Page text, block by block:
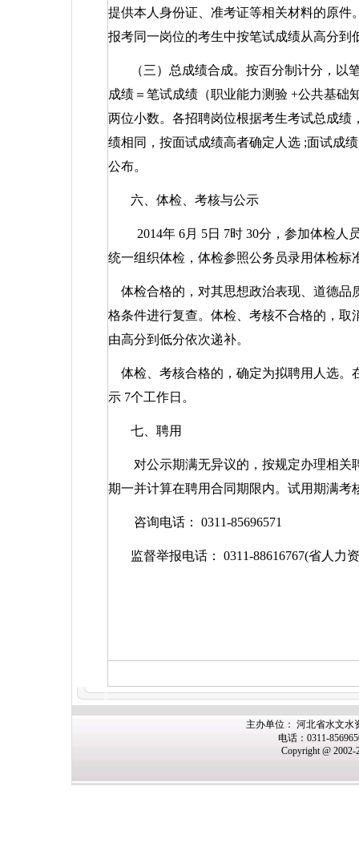
提供本人身份证、准考证等相关材料的原
报考同一岗位的考生中按笔试成绩从高分到
（三）总成绩合成。按百分制计分，
成绩＝笔试成绩（职业能力测验 +公共基础
两位小数。各招聘岗位根据考生考试总成绩
绩相同，按面试成绩高者确定人选 ;面试成
公布。
六、体检、考核与公示
2014年 6月 5日 7时 30分，参加体检人
统一组织体检，体检参照公务员录用体检标
体检合格的，对其思想政治表现、道德
格条件进行复查。体检、考核不合格的，
由高分到低分依次递补。
体检、考核合格的，确定为拟聘用人选
示 7个工作日。
七、聘用
对公示期满无异议的，按规定办理相关
期一并计算在聘用合同期限内。试用期满
咨询电话： 0311-85696571
监督举报电话： 0311-88616767(省人力
主办单位： 河北省水文水
电话：0311-
Copyright @ 2002-